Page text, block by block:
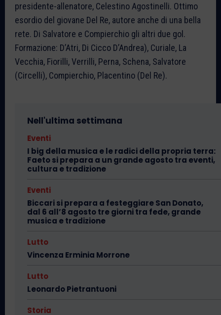
presidente-allenatore, Celestino Agostinelli. Ottimo
esordio del giovane Del Re, autore anche di una bella
rete. Di Salvatore e Compierchio gli altri due gol.
Formazione: D’Atri, Di Cicco D’Andrea), Curiale, La
Vecchia, Fiorilli, Verrilli, Perna, Schena, Salvatore
(Circelli), Compierchio, Placentino (Del Re).
Nell'ultima settimana
Eventi
I big della musica e le radici della propria terra:
Faeto si prepara a un grande agosto tra eventi,
cultura e tradizione
Eventi
Biccari si prepara a festeggiare San Donato,
dal 6 all’8 agosto tre giorni tra fede, grande
musica e tradizione
Lutto
Vincenza Erminia Morrone
Lutto
Leonardo Pietrantuoni
Storia